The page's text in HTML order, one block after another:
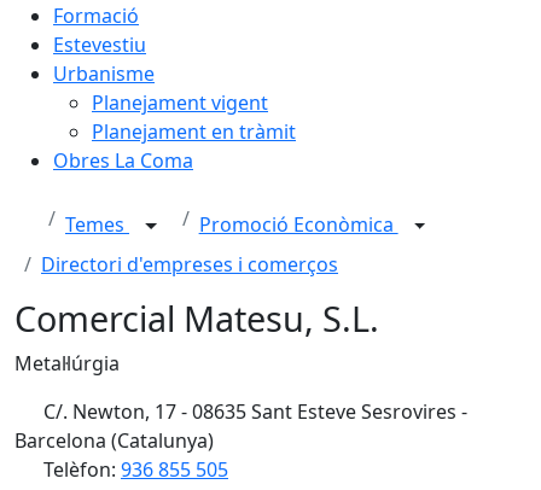
Formació
Estevestiu
Urbanisme
Planejament vigent
Planejament en tràmit
Obres La Coma
Temes
Promoció Econòmica
Directori d'empreses i comerços
Comercial Matesu, S.L.
Metal·lúrgia
C/. Newton, 17 - 08635 Sant Esteve Sesrovires -
Barcelona (Catalunya)
Telèfon: 936 855 505